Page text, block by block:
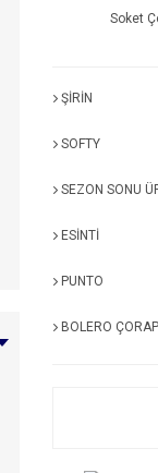
Soket
ŞİRİN
SOFTY
SEZON SONU
ESİNTİ
PUNTO
BOLERO ÇORAP